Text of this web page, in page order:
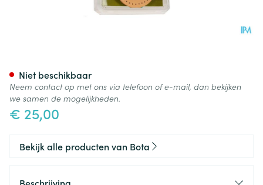
€ 25,00
Niet beschikbaar
Neem contact op met ons via telefoon of e-mail, dan bekijken
we samen de mogelijkheden.
Bekijk alle producten van Bota